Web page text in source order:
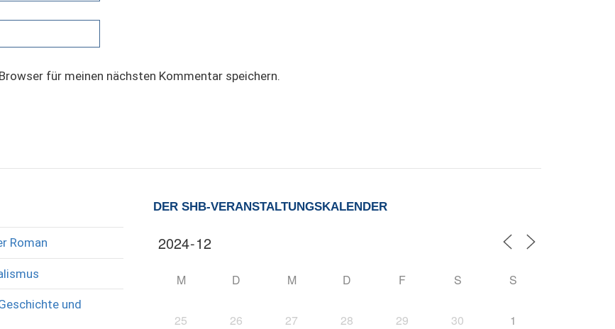
für meinen nächsten Kommentar speichern.
Roman
und
DER SHB-VERANSTALTUNGSKALENDER
M D M D F S S
25 26 27 28 29 30 1